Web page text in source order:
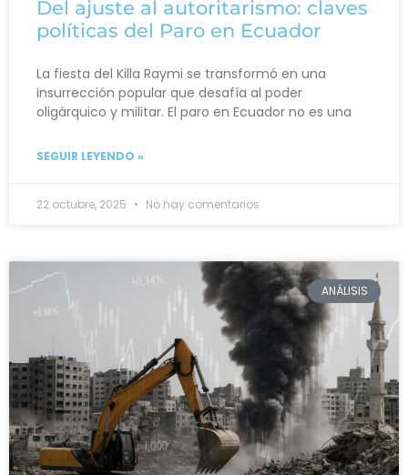
Del ajuste al autoritarismo: claves
políticas del Paro en Ecuador
La fiesta del Killa Raymi se transformó en una
insurrección popular que desafía al poder
oligárquico y militar. El paro en Ecuador no es una
SEGUIR LEYENDO »
22 octubre, 2025 No hay comentarios
ANÁLISIS